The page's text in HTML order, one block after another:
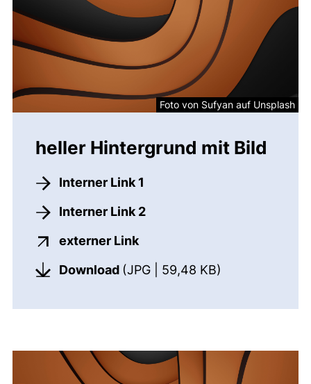
heller Hintergrund mit Bild
Interner Link 1
Interner Link 2
externer Link(externer Link, öffnet neues
Download (JPG | 59,48 KB)
Foto von Sufyan auf Unsplash